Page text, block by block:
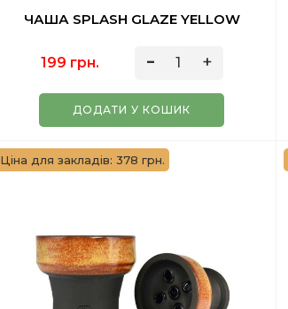
ЧАША SPLASH GLAZE YELLOW
199 грн.
ДОДАТИ У КОШИК
Ціна для закладів: 378 грн.